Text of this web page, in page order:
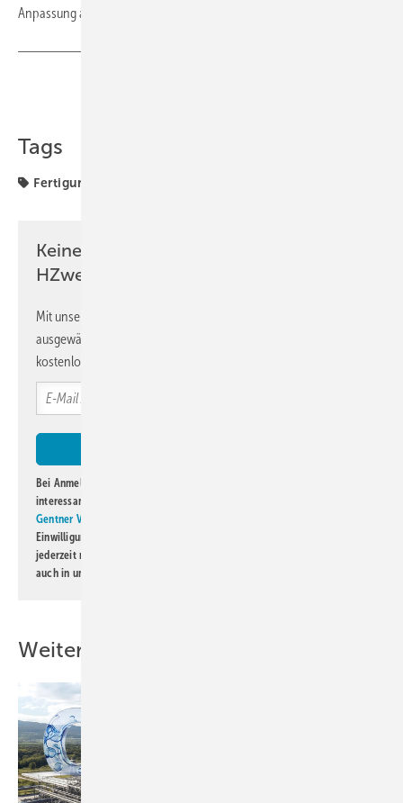
Anpassung an regionale Anforderungen.
Tags
Fertigung & Komponenten
Keine Zeit? Kein Problem mit dem
HZwei-Newsletter!
Mit unserem Newsletter erhalten Sie regelmäßig von uns
ausgewählte Informationen und Neuigkeiten, gebündelt und
kostenlos direkt ins Postfach.
Bei Anmeldung zu diesem Newsletter bin ich damit einverstanden, über
interessante Verlags- und Online-Angebote
Gentner Verlag GmbH & Co. KG
Einwilligung kann ich jederzeit widerrufen und eine Abmeldung ist
jederzeit möglich. Informationen zum Umgang mit Daten finden Sie
auch in unserer
Weitere Inhalte